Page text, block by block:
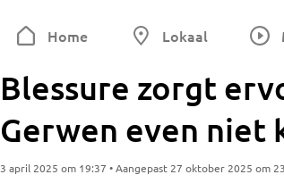
Home Lokaal
Blessure zorgt
Gerwen even niet
3 april 2025 om 19:37 • Aangepast 27 oktober 2025 om